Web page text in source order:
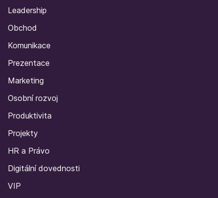
Leadership
Obchod
Komunikace
Prezentace
Marketing
Osobní rozvoj
Produktivita
Projekty
HR a Právo
Digitální dovednosti
VIP